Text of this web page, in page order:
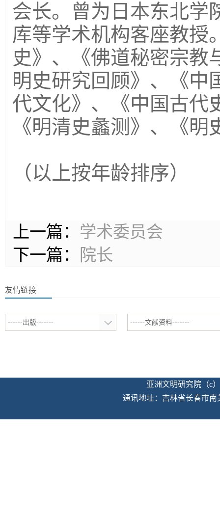
会长。曾为日本东北学
库等学术机构客座教授
史》、《佛道秘密宗教
明史研究回顾》、《中
代文化》、《中国古代
《明清史蠡测》、《
（以上按年龄排序）
上一篇： 学术委员会
下一篇：
院长
友情链接
------出版------- ------文献资料-------
亚洲文明研究院（c
通讯地址：吉林省长春市南